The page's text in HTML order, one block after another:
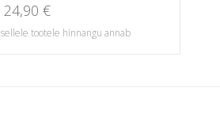
24,90 €
tootele hinnangu annab